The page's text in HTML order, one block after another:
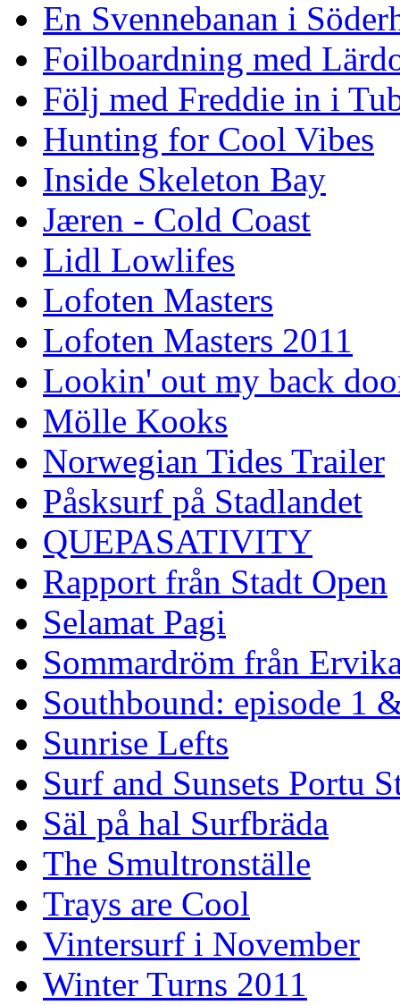
En Svennebanan i
Foilboardning med
Följ med Freddie in i
Hunting for Cool Vibes
Inside Skeleton Bay
Jæren - Cold Coast
Lidl Lowlifes
Lofoten Masters
Lofoten Masters 2011
Lookin' out my back
Mölle Kooks
Norwegian Tides Trailer
Påsksurf på Stadlandet
QUEPASATIVITY
Rapport från Stadt Open
Selamat Pagi
Sommardröm från
Southbound: episode 1
Sunrise Lefts
Surf and Sunsets Portu
Säl på hal Surfbräda
The Smultronställe
Trays are Cool
Vintersurf i November
Winter Turns 2011